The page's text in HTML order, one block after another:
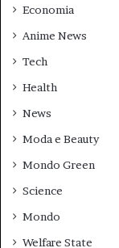
Economia
Anime News
Tech
Health
News
Moda e Beauty
Mondo Green
Science
Mondo
Welfare State